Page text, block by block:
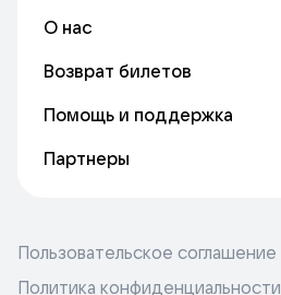
О нас
Возврат билетов
Помощь и поддержка
Партнеры
Пользовательское соглашение
Политика конфиденциальности